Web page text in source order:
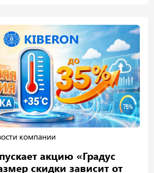
компании
акцию «Градус
скидки зависит от